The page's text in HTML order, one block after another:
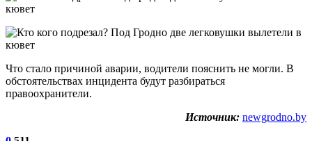
Что стало причиной аварии, водители пояснить не могли. В
обстоятельствах инцидента будут разбираться
правоохранители.
Источник: newgrodno.by